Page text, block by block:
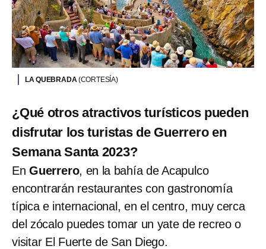
LA QUEBRADA (CORTESÍA)
¿Qué otros atractivos turísticos pueden
disfrutar los turistas de Guerrero en
Semana Santa 2023?
En Guerrero, en la bahía de Acapulco
encontrarán restaurantes con gastronomía
típica e internacional, en el centro, muy cerca
del zócalo puedes tomar un yate de recreo o
visitar El Fuerte de San Diego.